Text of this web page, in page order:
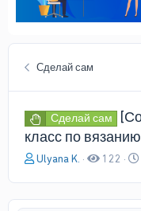
Сделай сам
Сделай сам
класс по
А
о
Ulyana K. 122